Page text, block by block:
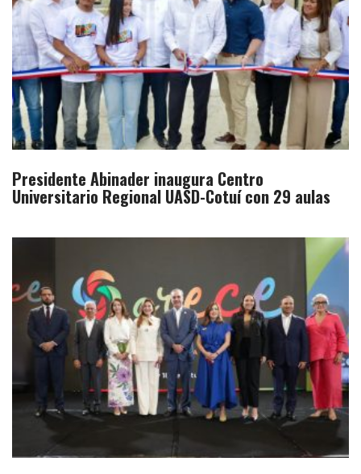
Presidente Abinader inaugura Centro
Universitario Regional UASD-Cotuí con 29 aulas